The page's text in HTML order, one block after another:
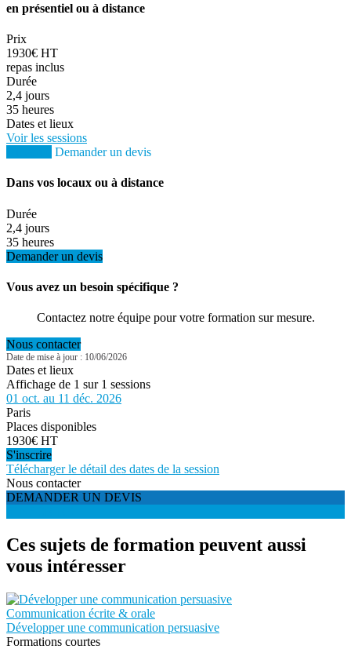
en présentiel ou à distance
Prix
1930€ HT
repas inclus
Durée
2,4 jours
35 heures
Dates et lieux
Voir les sessions
Demander un devis
Dans vos locaux ou à distance
Durée
2,4 jours
35 heures
Demander un devis
Vous avez un besoin spécifique ?
Contactez notre équipe pour votre formation sur mesure.
Nous contacter
Date de mise à jour : 10/06/2026
Dates et lieux
Affichage de 1 sur 1 sessions
01 oct. au 11 déc. 2026
Paris
Places disponibles
1930€ HT
S'inscrire
Télécharger le détail des dates de la session
Nous contacter
DEMANDER UN DEVIS
Ces sujets de formation peuvent aussi
vous intéresser
Communication écrite & orale
Développer une communication persuasive
Formations courtes